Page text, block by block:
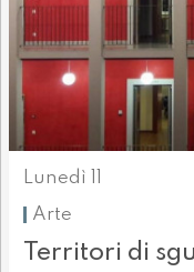
Lunedì 11
Arte
Territori di